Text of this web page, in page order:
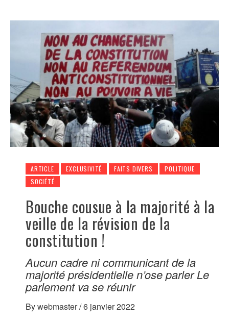
ARTICLE EXCLUSIVITÉ FAITS DIVERS
POLITIQUE
SOCIÉTÉ
Bouche cousue à la majorité à la
veille de la révision de la
constitution !
Aucun cadre ni communicant de la
majorité présidentielle n’ose parler Le
parlement va se réunir
Bywebmaster/6 janvier 2022